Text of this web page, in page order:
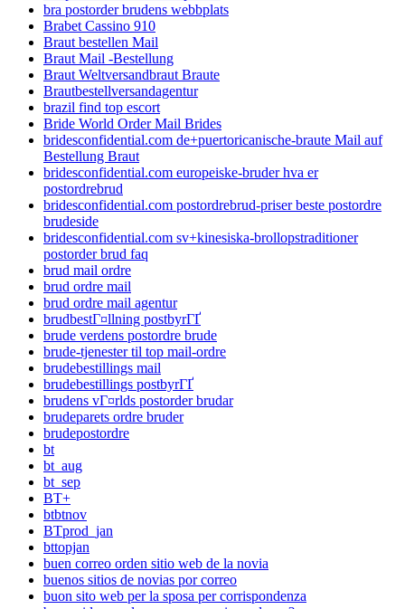
bra postorder brudens webbplats
Brabet Cassino 910
Braut bestellen Mail
Braut Mail -Bestellung
Braut Weltversandbraut Braute
Brautbestellversandagentur
brazil find top escort
Bride World Order Mail Brides
bridesconfidential.com de+puertoricanische-braute Mail auf
Bestellung Braut
bridesconfidential.com europeiske-bruder hva er
postordrebrud
bridesconfidential.com postordrebrud-priser beste postordre
brudeside
bridesconfidential.com sv+kinesiska-brollopstraditioner
postorder brud faq
brud mail ordre
brud ordre mail
brud ordre mail agentur
brudbestГ¤llning postbyrГҐ
brude verdens postordre brude
brude-tjenester til top mail-ordre
brudebestillings mail
brudebestillings postbyrГҐ
brudens vГ¤rlds postorder brudar
brudeparets ordre bruder
brudepostordre
bt
bt_aug
bt_sep
BT+
btbtnov
BTprod_jan
bttopjan
buen correo orden sitio web de la novia
buenos sitios de novias por correo
buon sito web per la sposa per corrispondenza